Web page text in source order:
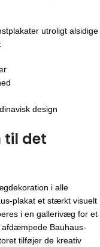
utroligt alsidige
design
til det
i alle
plakat et stærkt visuelt
i en gallerivæg for et
Bauhaus-
tilføjer de kreativ